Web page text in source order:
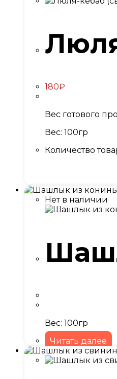
180₽
Вес готового
Вес: 100гр
Количество
Нет в наличии
Вес: 100гр
Читать далее